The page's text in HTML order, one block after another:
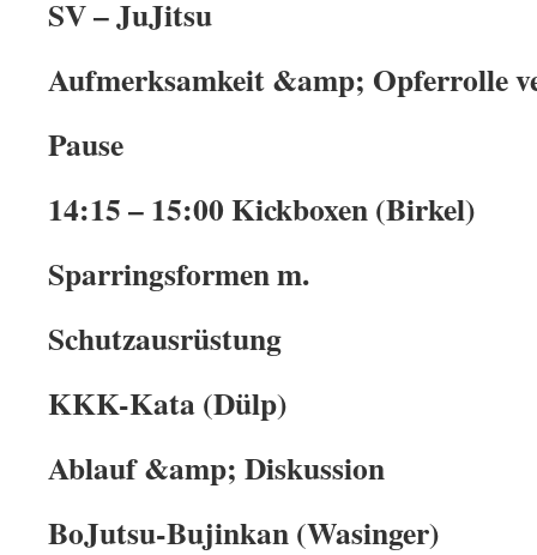
SV – JuJitsu
Aufmerksamkeit &amp; Opferrolle
Pause
14:15 – 15:00 Kickboxen (Birkel)
Sparringsformen m.
Schutzausrüstung
KKK-Kata (Dülp)
Ablauf &amp; Diskussion
BoJutsu-Bujinkan (Wasinger)